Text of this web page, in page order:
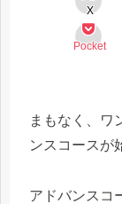
X
Pocket
まもなく、ワ
ンスコースが
アドバンスコ